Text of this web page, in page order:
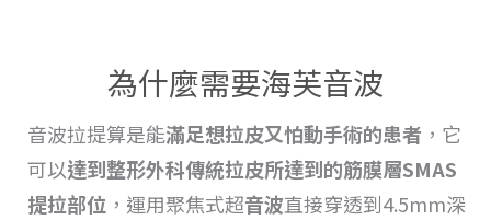
為什麼需要海芙音波
音波拉提算是能滿足想拉皮又怕動手術的患者 ，它
可以達到整形外科傳統拉皮所達到的筋膜層SMAS
提拉部位 ，運用聚焦式超音波直接穿透到4.5mm深